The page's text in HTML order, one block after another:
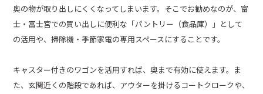
奥の物が取り出しにくくなってしまいます。そこでお勧めなのが、富
士・富士宮での買い出しに便利な「パントリー（食品庫）」として
の活用や、掃除機・季節家電の専用スペースにすることです。
キャスター付きのワゴンを活用すれば、奥まで有効に使えます。ま
た、玄関近くの階段であれば、アウターを掛けるコートクロークや、